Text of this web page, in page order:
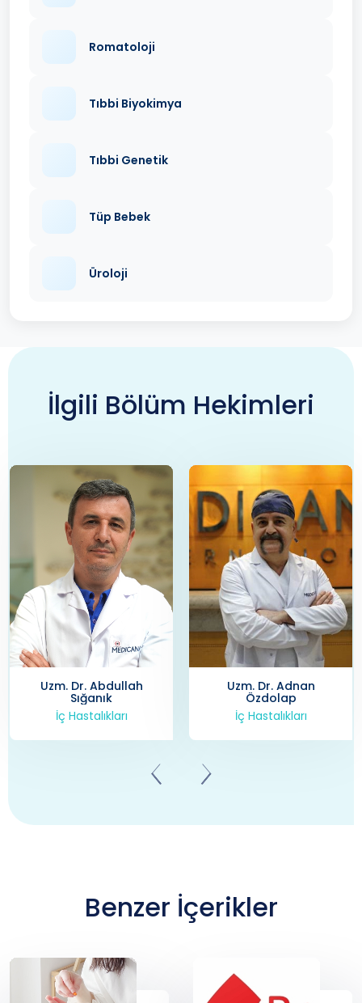
Romatoloji
Tıbbi Biyokimya
Tıbbi Genetik
Tüp Bebek
Üroloji
İlgili Bölüm Hekimleri
Uzm. Dr. Adnan
Özdolap
İç Hastalıkları
Uzm. Dr. Ayhan Tufan
İç Hastalıkları
Benzer İçerikler